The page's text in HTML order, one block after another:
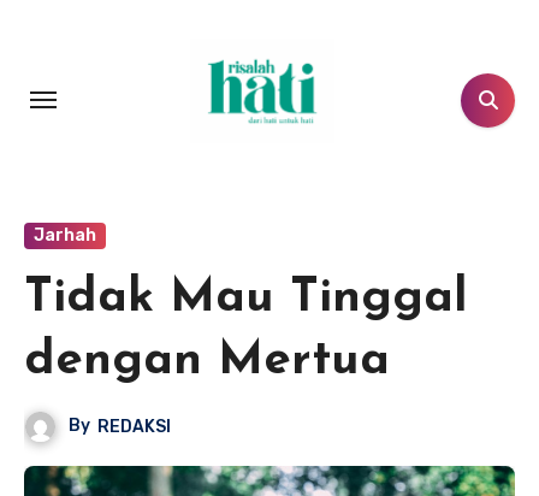
Jarhah
Tidak Mau Tinggal
dengan Mertua
By REDAKSI